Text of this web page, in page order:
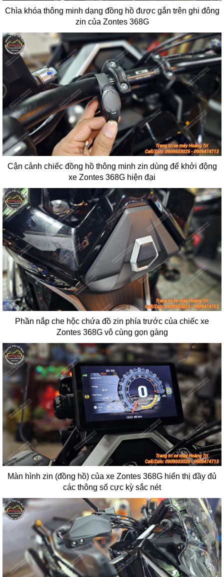
Chìa khóa thông minh dạng đồng hồ được gắn trên ghi đông
zin của Zontes 368G
Cận cảnh chiếc đồng hồ thông minh zin dùng để khởi động
xe Zontes 368G hiện đại
Phần nắp che hộc chứa đồ zin phía trước của chiếc xe
Zontes 368G vô cùng gọn gàng
Màn hình zin (đồng hồ) của xe Zontes 368G hiển thị đầy đủ
các thông số cực kỳ sắc nét